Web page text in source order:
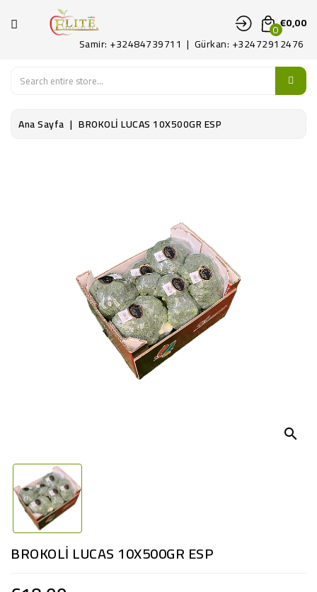
KATEGORI
SAYFA
0€0,00
Samir: +32484739711 | Gürkan: +32472912476
Ana Sayfa BROKOLİ LUCAS 10X500GR ESP
search
BROKOLİ LUCAS 10X500GR ESP